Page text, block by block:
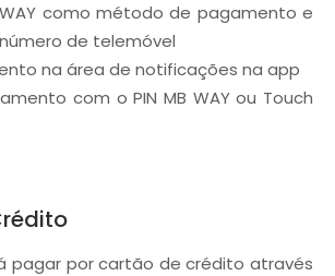
como método de pagamento e
de telemóvel
na área de notificações na app
com o PIN MB WAY ou Touch
pagar por cartão de crédito através